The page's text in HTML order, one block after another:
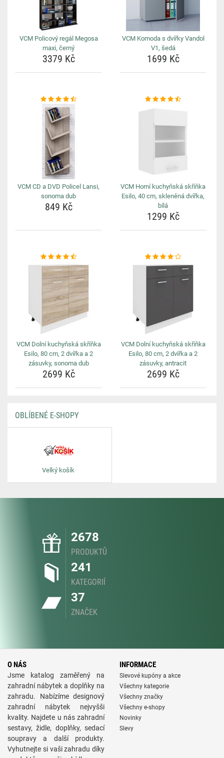
VCM Policový regál Megosa
maxi, černý
3379 Kč
VCM Komoda s dvířky Vandol
V1, šedá
1699 Kč
VCM CD a DVD Policel Lansi,
sonoma dub
849 Kč
VCM Horní kuchyňská skříňka
Esilo, 40 cm, skleněná dvířka,
bílá
1299 Kč
VCM Dolní kuchyňská skříňka
Esilo, 80 cm, 2 dvířka a 2
zásuvky, sonoma dub
2699 Kč
VCM Dolní kuchyňská skříňka
Esilo, 80 cm, 2 dvířka a 2
zásuvky, antracit
2699 Kč
OBLÍBENÉ E-SHOPY
Velký košík
2678
PRODUKTŮ
241
KATEGORIÍ
37
ZNAČEK
O NÁS
Jsme katalog zaměřený na
zahradní nábytek a doplňky na
zahradu. Nabízíme designový
zahradní nábytek nejvyšši
kvality. Najdete u nás zahradní
sestavy, židle, doplňky, sedací
soupravy a další produkty.
Vyhutnejte si vaši zahradu díky
INFORMACE
Slevové kupóny a akce
Všechny kategorie
Všechny značky
Všechny e-shopy
Novinky
Slevy